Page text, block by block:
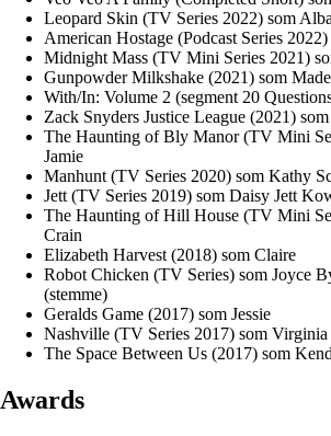
Leopard Skin (TV Series 2022) som
American Hostage (Podcast Series
Midnight Mass (TV Mini Series 2021)
Gunpowder Milkshake (2021) som
With/In: Volume 2 (segment 20
Zack Snyders Justice League (2021)
The Haunting of Bly Manor (TV Mini
Jamie
Manhunt (TV Series 2020) som Kathy
Jett (TV Series 2019) som Daisy Jett
The Haunting of Hill House (TV Mini
Crain
Elizabeth Harvest (2018) som Claire
Robot Chicken (TV Series) som Joyce
(stemme)
Geralds Game (2017) som Jessie
Nashville (TV Series 2017) som Virginia
The Space Between Us (2017) som
Awards